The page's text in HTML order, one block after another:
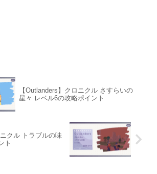
【Outlanders】クロニクル さすらいの
星々 レベル6の攻略ポイント
クル トラブルの味
ト